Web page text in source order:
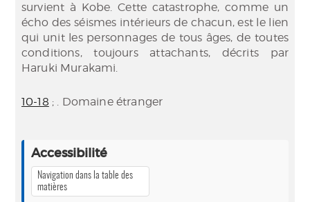
survient à Kobe. Cette catastrophe, comme un
écho des séismes intérieurs de chacun, est le lien
qui unit les personnages de tous âges, de toutes
conditions, toujours attachants, décrits par
Haruki Murakami.
10-18 ; . Domaine étranger
Accessibilité
Navigation dans la table des
matières